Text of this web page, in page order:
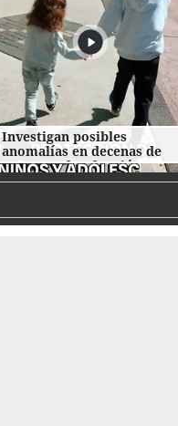
Investigan posibles
anomalías en decenas de
procesos de adopción en
Honduras